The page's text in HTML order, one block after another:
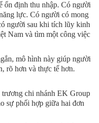
ổn định thu nhập. Có người
lực. Có người có mong
người sau khi tích lũy kinh
Nam và tìm một công việc
mô hình này giúp người
rõ hơn và thực tế hơn.
chi nhánh EK Group
sự phối hợp giữa hai đơn